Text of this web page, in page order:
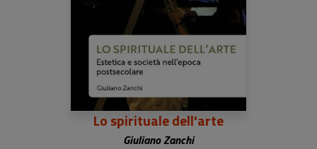
Lo spirituale dell'arte
Giuliano Zanchi